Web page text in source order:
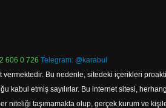
606 0 726 Telegram: @karabul
vermektedir. Bu nedenle, sitedeki içerikleri
kabul etmiş sayılırlar. Bu internet sitesi,
niteliği taşımamakta olup, gerçek kurum ve